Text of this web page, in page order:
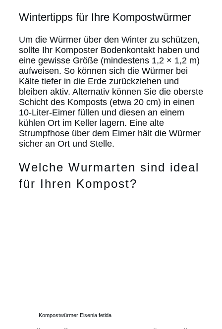
Wintertipps für Ihre Kompostwürmer
Um die Würmer über den Winter zu schützen,
sollte Ihr Komposter Bodenkontakt haben und
eine gewisse Größe (mindestens 1,2 × 1,2 m)
aufweisen. So können sich die Würmer bei
Kälte tiefer in die Erde zurückziehen und
bleiben aktiv. Alternativ können Sie die oberste
Schicht des Komposts (etwa 20 cm) in einen
10-Liter-Eimer füllen und diesen an einem
kühlen Ort im Keller lagern. Eine alte
Strumpfhose über dem Eimer hält die Würmer
sicher an Ort und Stelle.
Welche Wurmarten sind ideal
für Ihren Kompost?
Kompostwürmer Eisenia fetida